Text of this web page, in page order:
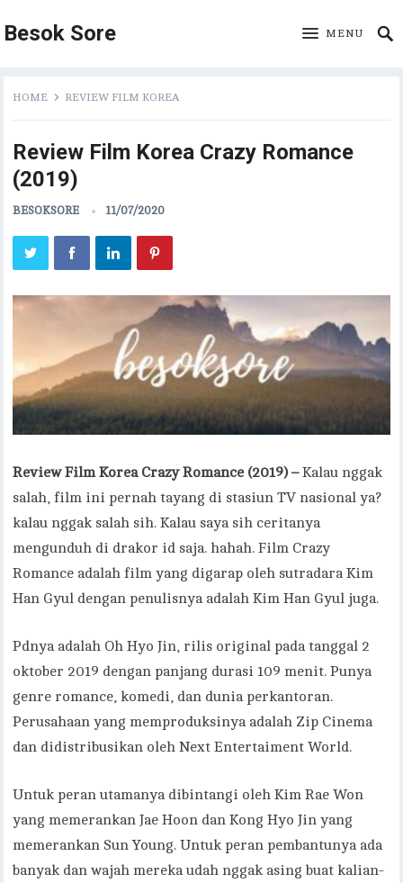
Besok Sore MENU
HOME REVIEW FILM KOREA
Review Film Korea Crazy Romance
(2019)
BESOKSORE 11/07/2020
Review Film Korea Crazy Romance (2019) –Kalau nggak
salah, film ini pernah tayang di stasiun TV nasional ya?
kalau nggak salah sih. Kalau saya sih ceritanya
mengunduh di drakor id saja. hahah. Film Crazy
Romance adalah film yang digarap oleh sutradara Kim
Han Gyul dengan penulisnya adalah Kim Han Gyul juga.
Pdnya adalah Oh Hyo Jin, rilis original pada tanggal 2
oktober 2019 dengan panjang durasi 109 menit. Punya
genre romance, komedi, dan dunia perkantoran.
Perusahaan yang memproduksinya adalah Zip Cinema
dan didistribusikan oleh Next Entertaiment World.
Untuk peran utamanya dibintangi oleh Kim Rae Won
yang memerankan Jae Hoon dan Kong Hyo Jin yang
memerankan Sun Young. Untuk peran pembantunya ada
banyak dan wajah mereka udah nggak asing buat kalian-